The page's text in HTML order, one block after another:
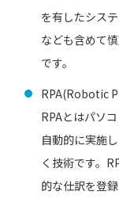
を有したシス
なども含めて
です。
RPA(Robotic
RPAとはパソ
自動的に実施
く技術です。
的な仕訳を登